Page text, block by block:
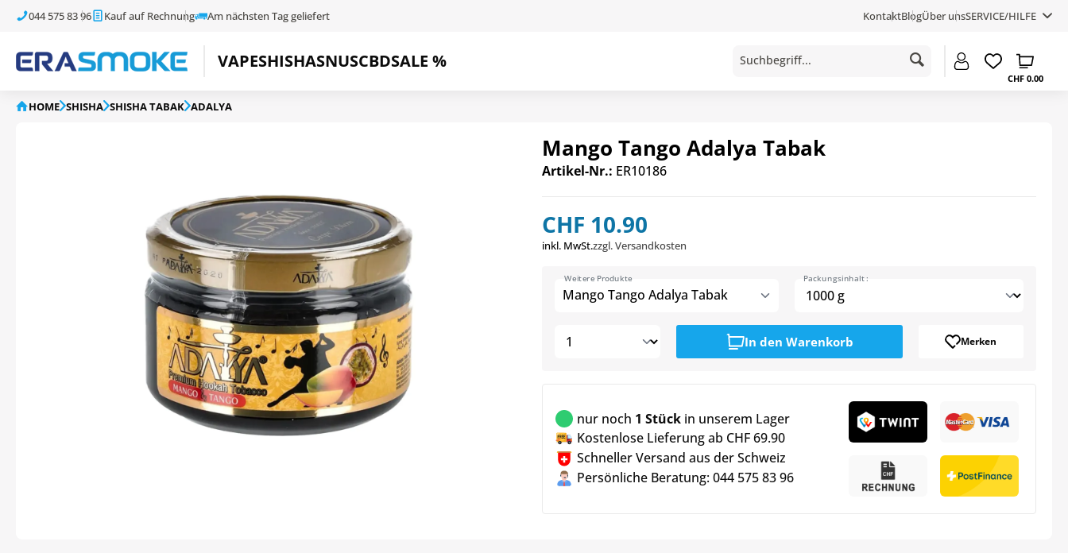
044 575 83 96 Kauf auf Rechnung Am nächsten Tag geliefert KontaktBlogÜber unsSERVICE/HILFE
VAPESHISHASNUSCBDSALE %
CHF 0.00
HOME SHISHA SHISHA TABAK ADALYA
Mango Tango Adalya Tabak
Artikel-Nr.: ER10186
CHF 10.90
inkl. MwSt.zzgl. Versandkosten
Mango Tango Adalya Tabak
Weitere Produkte Packungsinhalt :
In den Warenkorb Merken
nur noch 1 Stück in unserem Lager
Kostenlose Lieferung ab CHF 69.90
Schneller Versand aus der Schweiz
Persönliche Beratung: 044 575 83 96